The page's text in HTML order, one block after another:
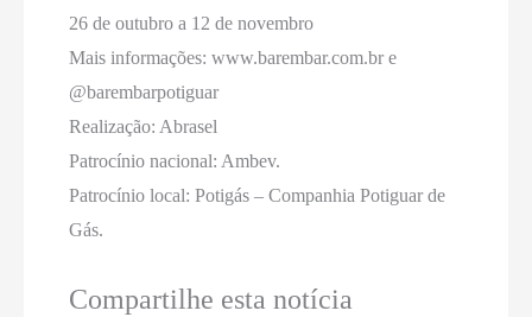
26 de outubro a 12 de novembro
Mais informações: www.barembar.com.br e
@barembarpotiguar
Realização: Abrasel
Patrocínio nacional: Ambev.
Patrocínio local: Potigás – Companhia Potiguar de
Gás.
Compartilhe esta notícia